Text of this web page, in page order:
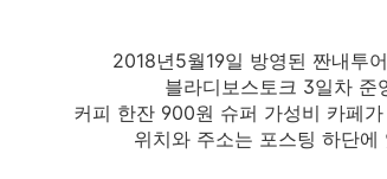
2018년5월19일 방영된 짠내투
블라디보스토크 3일차 준
커피 한잔 900원 슈퍼 가성비 카페
위치와 주소는 포스팅 하단에